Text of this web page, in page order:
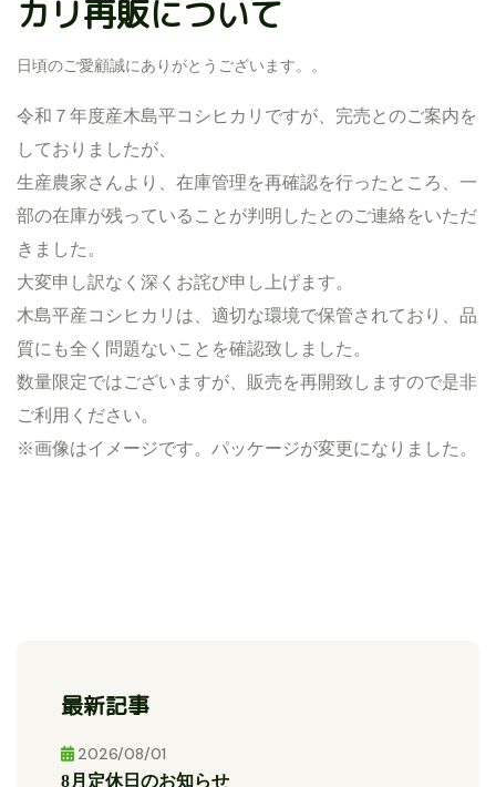
カリ再販について
日頃のご愛顧誠にありがとうございます。。
令和７年度産木島平コシヒカリですが、完売とのご案内を
しておりましたが、
生産農家さんより、在庫管理を再確認を行ったところ、一
部の在庫が残っていることが判明したとのご連絡をいただ
きました。
大変申し訳なく深くお詫び申し上げます。
木島平産コシヒカリは、適切な環境で保管されており、品
質にも全く問題ないことを確認致しました。
数量限定ではございますが、販売を再開致しますので是非
ご利用ください。
※画像はイメージです。パッケージが変更になりました。
最新記事
2026/08/01
8月定休日のお知らせ